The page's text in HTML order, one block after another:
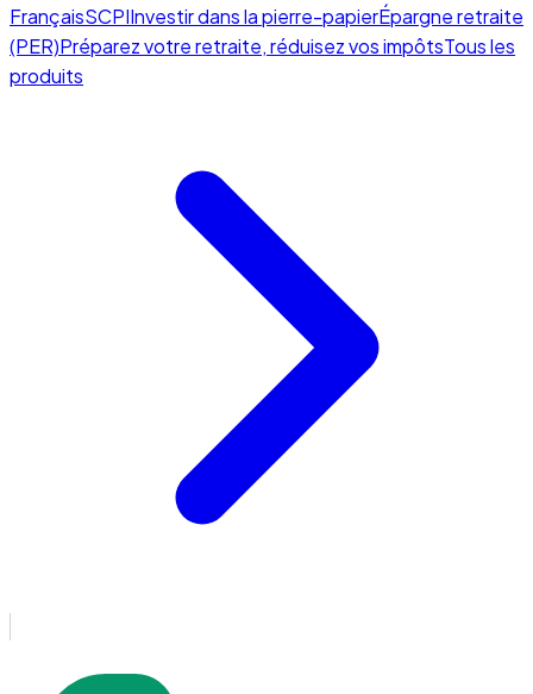
FrançaisSCPIInvestir dans la pierre-papierÉpargne retraite
(PER)Préparez votre retraite, réduisez vos impôtsTous les
produits